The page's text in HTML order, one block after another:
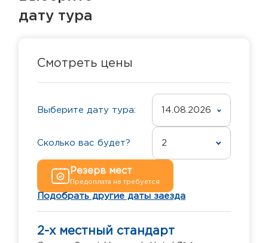
дату тура
Смотреть цены
Выберите дату тура: 14.08.2026
Сколько вас будет? 2
Резерв мест
Предоплата не требуется
Подобрать другие даты заезда
2-х местный стандарт